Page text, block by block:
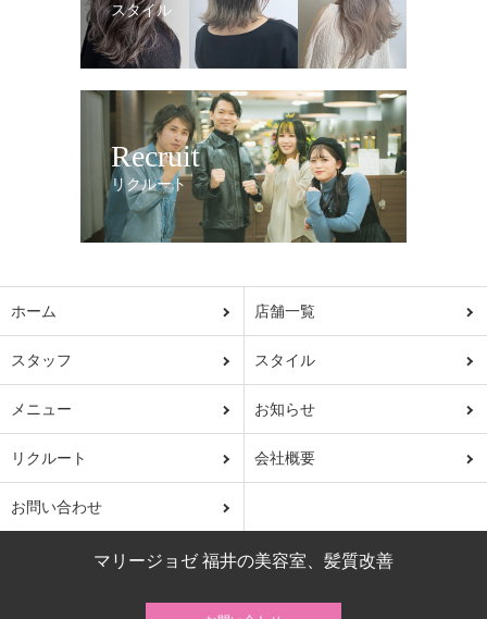
スタイル
Recruit
リクルート
ホーム 店舗一覧
スタッフ スタイル
メニュー お知らせ
リクルート 会社概要
お問い合わせ
マリージョゼ 福井の美容室、髪質改善